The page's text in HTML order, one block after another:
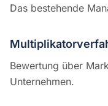
Das bestehende
Bewertung über
Unternehmen.